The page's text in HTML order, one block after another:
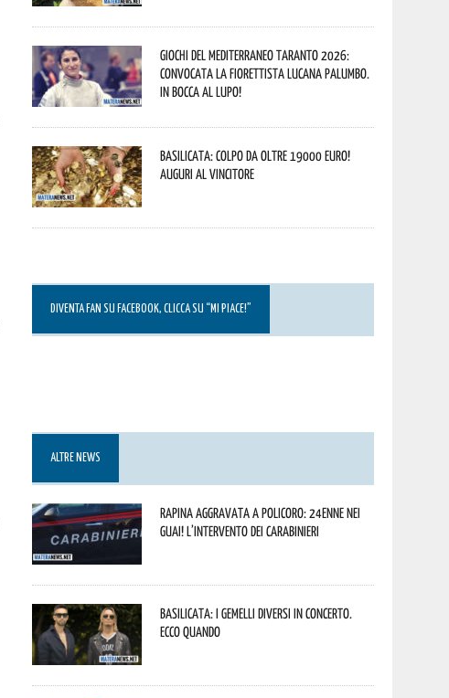
Giochi del Mediterraneo Taranto 2026:
convocata la fiorettista lucana Palumbo.
In bocca al lupo!
Basilicata: colpo da oltre 19000 Euro!
Auguri al vincitore
DIVENTA FAN SU FACEBOOK, CLICCA SU “MI PIACE!”
ALTRE NEWS
Rapina aggravata a Policoro: 24enne nei
guai! L’intervento dei Carabinieri
Basilicata: i Gemelli DiVersi in concerto.
Ecco quando